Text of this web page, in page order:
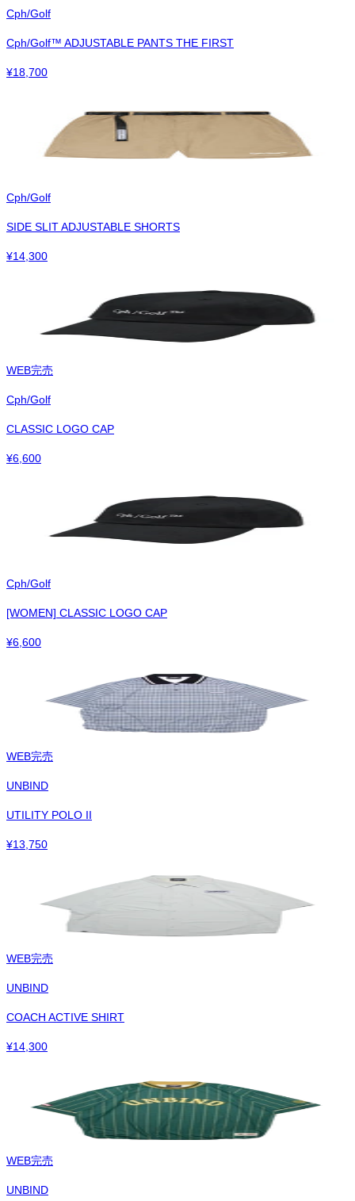
Cph/Golf
Cph/Golf™︎ ADJUSTABLE PANTS THE FIRST
¥18,700
Cph/Golf
SIDE SLIT ADJUSTABLE SHORTS
¥14,300
WEB完売
Cph/Golf
CLASSIC LOGO CAP
¥6,600
Cph/Golf
[WOMEN] CLASSIC LOGO CAP
¥6,600
WEB完売
UNBIND
UTILITY POLO II
¥13,750
WEB完売
UNBIND
COACH ACTIVE SHIRT
¥14,300
WEB完売
UNBIND